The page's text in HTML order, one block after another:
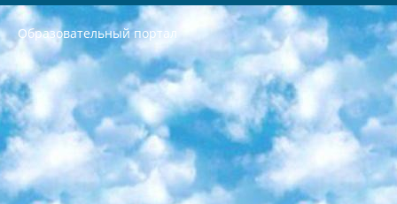
Образовательный портал
РЕСПУБЛИКА УЗБЕКИСТАН МИНИСТРЕРСТВО ДОШКОЛЬНОГО И ШКОЛЬНОГО ОБРАЗОВАНИЯ КОМАНДА в общеобразовательных учреждениях в 2023-2024 учебном году организация и проведение итоговой государственной аттестации обучающихся о Министра дошкольного и школьного образования Республики Узбекистан от 4 марта 2008 года (постановлением Минюста от 20 марта 2008 года № 1778 государственной регистрации) «Итоговое состояние учащихся общего среднего образования на основании положения об утверждении положения об аттестации общего среднего образования выпускной экзамен студентов в образовательных учреждениях в 2023-2024 учебном году В целях организации и прохождения аттестации приказываю: 1. Следующее: перечень предметов, по которым будет проводиться итоговая государственная аттестация и экзамен формы перевода согласно приложению 1; сертификаты международного образца, оценивающие уровень владения иностранными языками перечень согласно приложению 2; 2. Педагогический при специализированных образовательных учреждениях. научно-практический центр квалификации и международной оценки (Д.Давидова) 2024 г. До 25 марта: задания по предметам, по которым будет проводиться итоговая аттестация разработка и утверждение технических условий; итоговая аттестация на основании разработанного предметного задания разработка вопросов по предметам (устно и письменно), экзамен передача; общеобразовательные средние школы и специальные учебные заведения учащиеся выпускных классов школ и интернатов в агентской системе подготовка базы данных экзаменационных материалов и критериев оценки; перевод базы экзаменационных материалов на все языки обучения подать в Республиканский образовательный центр для изготовления; варианты экзаменов на основе разработанных контрольных материалов пусть будут поставлены задачи формирования. 3. Республиканский образовательный центр (Ш.Худайкулов) до 5 апреля 2024 года. до: база данных предоставленных экзаменационных материалов на все языки обучения перевод и экспертиза; для слепых, слабовидящих, глухих, слабослышащих и умственно отсталых детей учащиеся выпускных классов специализированных школ и школ-интернатов база данных экзаменационных материалов на всех преподаваемых языках подготовка критериев оценки; специализированные школы для умственно отсталых детей и технологии для учащихся выпускных классов школ-интернатов разработка соответствующих рекомендаций и критериев проведения ЕГЭ по естествознанию давать задания. 4. Педагогический при специализированных образовательных учреждениях. Научно-практический центр навыков и международной оценки (Д.Давидова), Республика образовательный центр (Худайкулов Ш.) итоговый государственный аттестационный экзамен ориентирован на творческое и логическое мышление при подготовке базы материалов учитывать введение заданий. 5. Следует отметить, что: сертификат государственного образца о знании общеобразовательного предмета и как минимум национальный уровень B1 по предметам на иностранных языках, указанным в Приложении 2. или международно признанный сертификат эквивалентного уровня студенты, изучающие определенный предмет, освобождаются от экзамена; по соответствующим предметам запланирована итоговая государственная аттестация за день до дня, путем жеребьевки Рабочей группой (в письменной форме по предметам, проводимым в форме) из числа сформированных вариантов выбрано 2 варианта; 2 выбранных варианта экзамена анонсированы на официальном сайте министерства и все выпускники по всей стране на основе этих вариантов проводит итоговую государственную аттестацию. 6. Государственное образование учащихся средних общеобразовательных учреждений. знания в соответствии с квалификационными требованиями, которые необходимо приобрести на основании стандартов итоговый (выпускной) контроль для 9 и 11 классов в целях тестирования Экзамены (далее – экзамены) состоят из предметов, перечисленных в приложении 1. будет сделано. 7. Экзамены пройдут с 26 мая по 15 июня 2024 г. (кроме науки физического воспитания). 8. Физическая для учащихся 9 классов общесредних образовательных учреждений. Экзамены по предмету «Образование, квалификация медицина» 1-6 мая 2024 года. сотрудники перевести под присмотр (с отклонениями в физическом или умственном развитии) специализированная школа для детей, школы-интернаты и со сколиозом школы-интернаты санаторного типа для больных детей исключены). 9. Он был слепым, слабовидящим и имел нарушения опорно-двигательного аппарата. экзамены в специализированных школах и интернатах для детей должны проводиться исходя из требований, предъявляемых к общеобразовательным учреждениям (физкультура кроме науки). 10. Специализированная школа для глухих и слабослышащих детей. и экзамены в интернатах и быть реализован в виде письменного теста по математике. 11. Специальность для умственно отсталых детей. Для 9 класса Родной язык и литературное письмо Государственный язык (язык обучения – узбекский). для неклассов) написано Математическое письмо Письменная/устная история Узбекистана Физическое воспитание практично Итоговый контроль Для 11 класса Написание родного языка и литературы (эссе) Математическое письмо Узбекский язык (обучение на узбекском языке) не посещающее общее среднее образование для учреждений)/Образовательное учреждение выбор письменный и устный Иностранный язык письменный/устный Письменная/устная история Узбекистана *По выбору студента:  Химия  Физика  Основы государственного права  География 10 бесплатных образовательных ресурсов - Мы составили подборку онлайн-проектов с интерактивными упражнениями, видеолекциями и статьями. Они помогут вам обрести новые и освежить старые знания бесплатно. 1. «ИНТУИТ» Старейшая образовательная площадка Рунета. Здесь вы найдёте сотни текстовых и видеокурсов на десятки различных тем — от программирования до психологии. Многие курсы подготовлены российскими университетами и крупными международными компаниями вроде Intel и Microsoft. Самостоятельное обучение бесплатное, но желающие могут оплатить услуги персональных наставников. 2. «Смартия» знакомит с актуальными профессиями и подсказывает, как им обучаться. Выбрав заинтересовавшую вас специальность — SMM-специалист, фотограф, веб-дизайнер или другую, — увидите список необходимых для неё умений. Чтобы вы могли освоить их самостоятельно, для каждого умения площадка отображает подборку ссылок на учебные материалы. Хотя «Смартия» ориентируется на русскоязычную аудиторию, часть контента всё же доступна только на английском. 3. «Лекторий Физтеха» Проект Московского физико-технического института (Физтеха). С его помощью вы можете смотреть онлайн серии лекций, записанные на видео в этом вузе. В числе доступных предметов — физика, биология, химия, информационные технологии и другие. К некоторым лекциям администрация ресурса прилагает готовые конспекты, которые можно скачивать в PDF-формате. 4. ITMOcourses Онлайн-площадка Санкт-Петербургского национального исследовательского университета информационных технологий, механики и оптики (ИТМО). Ресурс предоставляет свободный доступ к курсам, разработанным в этом вузе. Каталог материалов разбит на четыре категории: «Оптические системы и технологии», «Приборостроение и робототехника», «Информационные технологии» и «Биотехнологии». Курсы состоят из видеолекций, интерактивных демонстраций и заданий. 5. «КиберЛенинка» Электронная научная библиотека открытого доступа. Каталог площадки регулярно обрастает текстами статей из различных научных изданий. Сгруппированные по журналам и рубрикам публикации можно читать онлайн или скачивать целиком в PDF-формате. Проект нацелен на популяризацию науки за счёт открытого доступа к качественной информации. 6. «ПостНаука» На этом ресурсе публикуют подборки видеолекций, составленные экспертами из разных отраслей и объединённые общими темами. Среди них, к примеру, есть серии «Биоинформатика и геномика», «Культура средневековой Скандинавии» и Cinema Studies о теории кино. Каждая подборка лекций — логически связанная история, рассказанная экспертом от первого лица. Кроме того, на сайте появляются научно-образовательные статьи и тесты на разные темы. 7. «Newочём» Команда проекта «Newочём» отбирает самые интересные тексты из англоязычных СМИ и переводит те из них, за которые голосуют участники сообщества «ВКонтакте». По большей части это научно-популярные статьи. Редакторы придумывают лишь заголовки, в остальном содержание переводов соответствует оригиналам. Полные тексты можно читать прямо в социальной сети. 8. InternetUrok Онлайн-база материалов по основным дисциплинам школьной программы. Информация на сайте структурирована по классам, предметам и темам (урокам). Каждый урок состоит из видеолекций и конспектов. Есть также интерактивные тренажёры и тесты для закрепления пройденного материала. Даже если вы давно окончили школу, возможность повторить программу старших классов всегда может пригодиться. 9. Edutainme Ещё один ресурс об образовании. В отличие от Newtonew, как мне кажется, Edutainme больше ориентируется на представителей индустрии: педагогов, предпринимателей, разработчиков образовательных проектов. Но и любой, кто просто стремится к саморазвитию, найдёт на сайте много полезного и интересного для себя. Например, информацию о новых курсах и образовательных сервисах. 10. Newtonew Онлайн-медиа об образовании и обучении в широком смысле. Авторы Newtonew пишут об инструментах, заведениях, тактиках и стратегиях, которые помогают учить других и получать новые знания самостоятельно. На этой площадке вы найдёте новости, обзоры, аналитические мат